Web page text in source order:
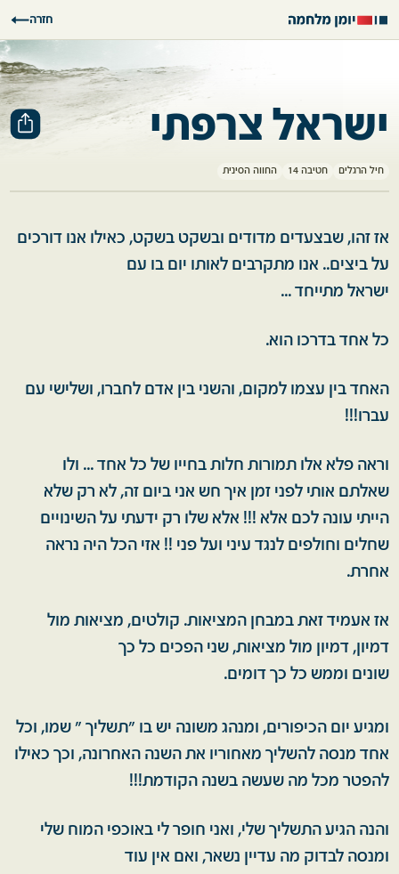
חזרה
ישראל צרפתי
חיל הרגלים חטיבה 14 החווה הסינית
אז זהו, שבצעדים מדודים ובשקט בשקט, כאילו אנו דורכים
על ביצים.. אנו מתקרבים לאותו יום בו עם
ישראל מתייחד ...
כל אחד בדרכו הוא.
האחד בין עצמו למקום, והשני בין אדם לחברו, ושלישי עם
עברו!!!
וראה פלא אלו תמורות חלות בחייו של כל אחד ... ולו
שאלתם אותי לפני זמן איך חש אני ביום זה, לא רק שלא
הייתי עונה לכם אלא !!! אלא שלו רק ידעתי על השינויים
שחלים וחולפים לנגד עיני ועל פני !! אזי הכל היה נראה
אחרת.
אז אעמיד זאת במבחן המציאות. קולטים, מציאות מול
דמיון, דמיון מול מציאות, שני הפכים כל כך
שונים וממש כל כך דומים.
ומגיע יום הכיפורים, ומנהג משונה יש בו "תשליך ״ שמו, וכל
אחד מנסה להשליך מאחוריו את השנה האחרונה, וכך כאילו
להפטר מכל מה שעשה בשנה הקודמת!!!
והנה הגיע התשליך שלי, ואני חופר לי באוכפי המוח שלי
ומנסה לבדוק מה עדיין נשאר, ואם אין עוד